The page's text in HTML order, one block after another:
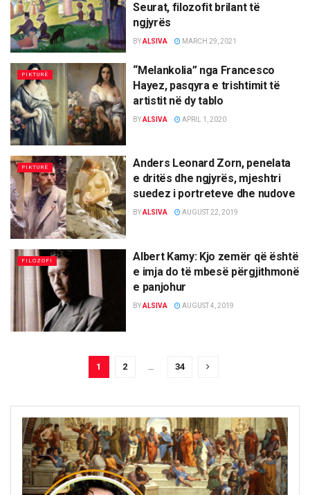
Seurat, filozofit brilant të
ngjyrës
BYALSIVA MARCH 29, 2021
PIKTURË
“Melankolia” nga Francesco
Hayez, pasqyra e trishtimit të
artistit në dy tablo
BYALSIVA APRIL 1, 2020
PIKTURË
Anders Leonard Zorn, penelata
e dritës dhe ngjyrës, mjeshtri
suedez i portreteve dhe nudove
BYALSIVA AUGUST 22, 2019
FILOZOFI
Albert Kamy: Kjo zemër që është
e imja do të mbesë përgjithmonë
e panjohur
BYALSIVA AUGUST 4, 2019
1 2 … 34